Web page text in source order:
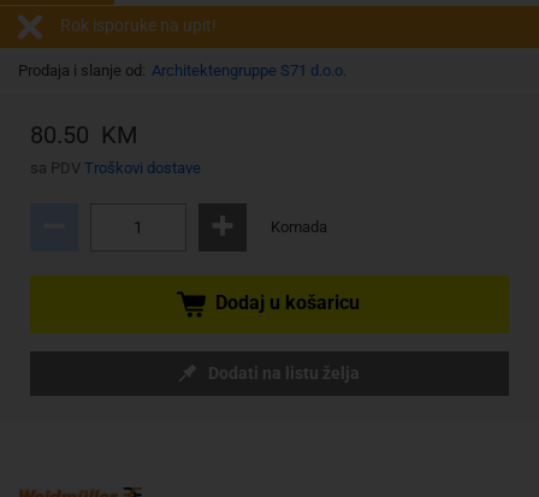
Rok isporuke na upit!
Prodaja i slanje od: Architektengruppe S71 d.o.o.
80.50 KM
sa PDV Troškovi dostave
Komada
Dodaj u košaricu
Dodati na listu želja